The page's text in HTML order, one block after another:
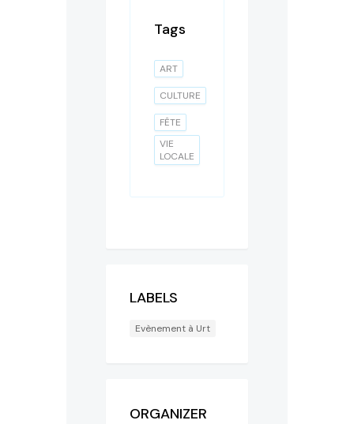
Tags
ART
CULTURE
FÊTE
VIE
LOCALE
LABELS
Evènement à Urt
ORGANIZER